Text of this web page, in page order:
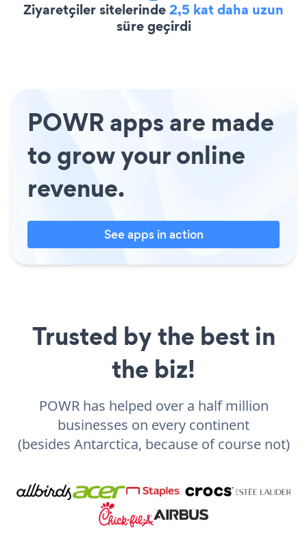
Ziyaretçiler sitelerinde2,5 kat daha uzun
süre geçirdi
POWR apps are made
to grow your online
revenue.
See apps in action
Trusted by the best in
the biz!
POWR has helped over a half million
businesses on every continent
(besides Antarctica, because of course not)